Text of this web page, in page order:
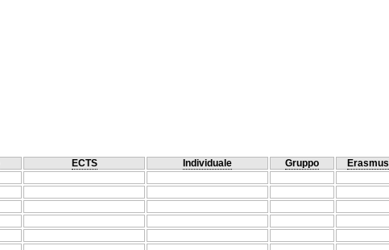
ECTS Individuale Gruppo
Erasmus